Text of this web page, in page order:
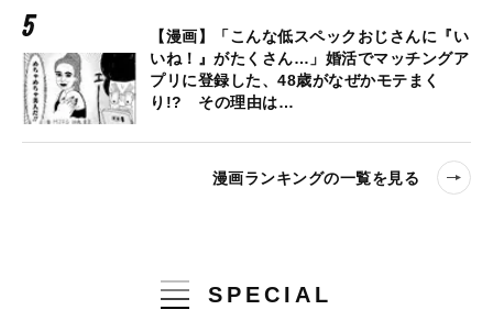
【漫画】「こんな低スペックおじさんに『い
いね！』がたくさん…」婚活でマッチングア
プリに登録した、48歳がなぜかモテまく
り!? その理由は…
漫画ランキングの一覧を見る
SPECIAL